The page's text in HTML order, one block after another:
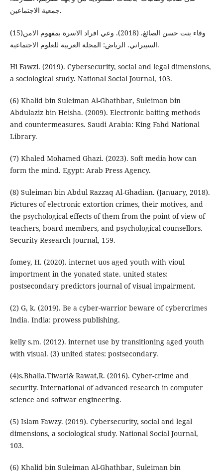
جمعية الاجتماعين.
(15)وفاء بنت حسن الصائغ. (2018). وعي افراد الاسرة بمفهوم الامن
السيبراني. الرياض: المجلة العربية للعلوم الاجتماعية.
Hi Fawzi. (2019). Cybersecurity, social and legal dimensions,
a sociological study. National Social Journal, 103.
(6) Khalid bin Suleiman Al-Ghathbar, Suleiman bin
Abdulaziz bin Heisha. (2009). Electronic baiting methods
and countermeasures. Saudi Arabia: King Fahd National
Library.
(7) Khaled Mohamed Ghazi. (2023). Soft media how can
form the mind. Egypt: Arab Press Agency.
(8) Suleiman bin Abdul Razzaq Al-Ghadian. (January, 2018).
Pictures of electronic extortion crimes, their motives, and
the psychological effects of them from the point of view of
teachers, board members, and psychological counsellors.
Security Research Journal, 159.
fomey, H. (2020). internet uos aged youth with vioul
importment in the yonated state. united states:
postsecondary predictors journal of visual impairment.
(2) G, k. (2019). Be a cyber-warrior beware of cybercrimes
India. India: prowess publishing.
kelly s.m. (2012). internet use by transitioning aged youth
with visual. (3) united states: postsecondary.
(4)s.Bhalla.Tiwari& Rawat,R. (2016). Cyber-crime and
security. International of advanced research in computer
science and softwar engineering.
(5) Islam Fawzy. (2019). Cybersecurity, social and legal
dimensions, a sociological study. National Social Journal,
103.
(6) Khalid bin Suleiman Al-Ghathbar, Suleiman bin